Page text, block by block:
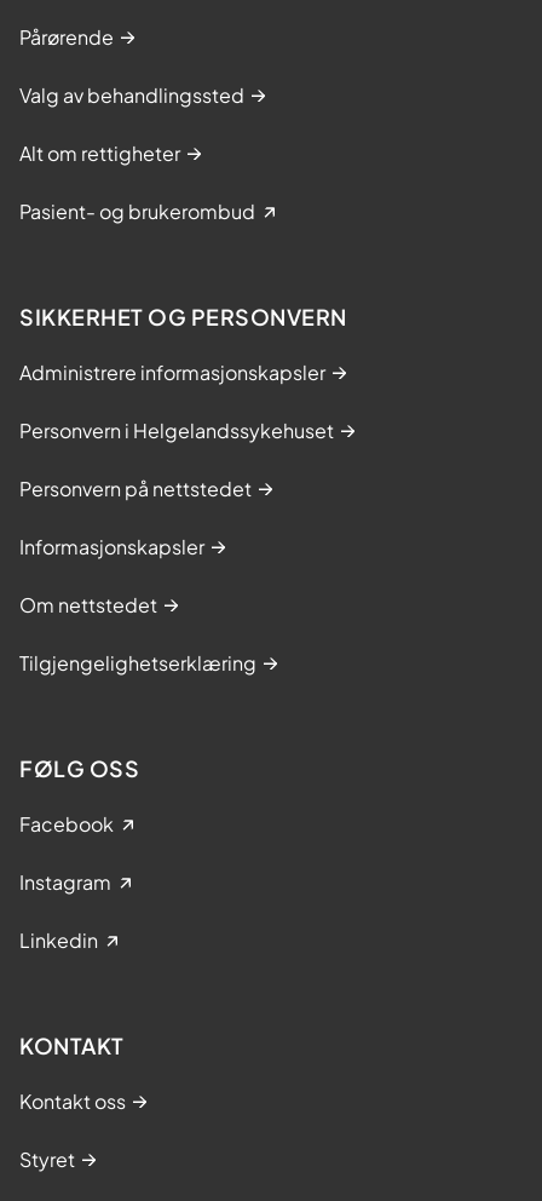
r
g
u
r
s
Pårørende
Valg av behandlingssted
Alt om rettigheter
Pasient- og brukerombud
SIKKERHET OG PERSONVERN
Administrere informasjonskapsler
Personvern i Helgelandssykehuset
Personvern på nettstedet
Informasjonskapsler
Om nettstedet
Tilgjengelighetserklæring
FØLG OSS
Facebook
Instagram
Linkedin
KONTAKT
Kontakt oss
Styret